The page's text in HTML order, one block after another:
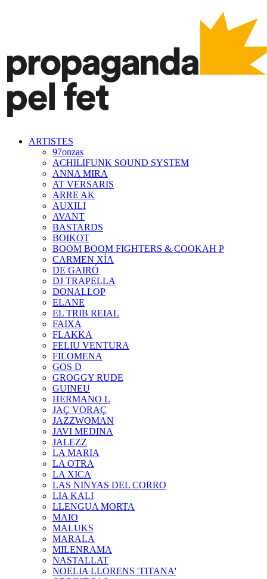
ARTISTES
97onzas
ACHILIFUNK SOUND SYSTEM
ANNA MIRA
AT VERSARIS
ARRE AK
AUXILI
AVANT
BASTARDS
BOIKOT
BOOM BOOM FIGHTERS & COOKAH P
CARMEN XÍA
DE GAIRÓ
DJ TRAPELLA
DONALLOP
ELANE
EL TRIB REIAL
FAIXA
FLAKKA
FELIU VENTURA
FILOMENA
GOS D
GROGGY RUDE
GUINEU
HERMANO L
JAÇ VORAÇ
JAZZWOMAN
JAVI MEDINA
JALEZZ
LA MARIA
LA OTRA
LA XICA
LAS NINYAS DEL CORRO
LIA KALI
LLENGUA MORTA
MAIO
MALUKS
MARALA
MILENRAMA
NASTALLAT
NOELIA LLORENS 'TITANA'